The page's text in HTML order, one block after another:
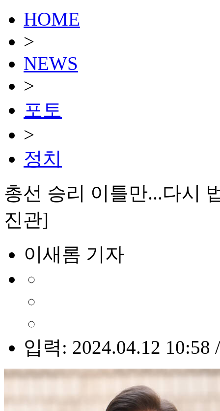
HOME
>
NEWS
>
포토
>
정치
총선 승리 이틀만...다시
진관]
이새롬 기자
입력: 2024.04.12 10:58